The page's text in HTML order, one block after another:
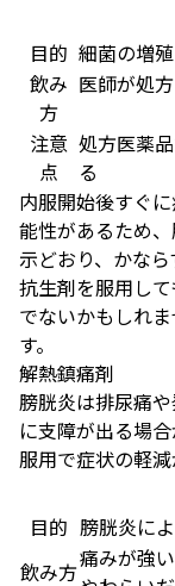
目的 細菌の増
飲み
方
医師が処
注意
点
処方医薬
る
内服開始後すぐ
能性があるため
示どおり、かなら
抗生剤を服用し
でないかもしれ
す。
解熱鎮痛剤
膀胱炎は排尿痛
に支障が出る場
服用で症状の軽減
目的 膀胱炎に
飲み方痛みが強